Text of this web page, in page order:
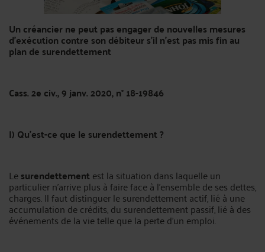
Un créancier ne peut pas engager de nouvelles mesures
d’exécution contre son débiteur s’il n’est pas mis fin au
plan de surendettement
Cass. 2e civ., 9 janv. 2020, n° 18-19846
I) Qu’est-ce que le surendettement ?
Lesurendettementest la situation dans laquelle un
particulier n’arrive plus à faire face à l’ensemble de ses dettes,
charges. Il faut distinguer le surendettement actif, lié à une
accumulation de crédits, du surendettement passif, lié à des
événements de la vie telle que la perte d’un emploi.